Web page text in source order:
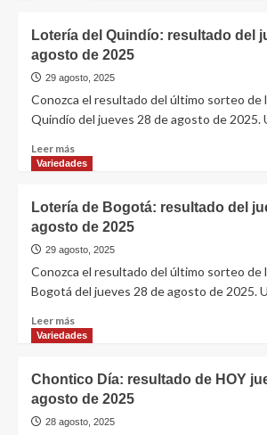
Lotería del Quindío: resultado del
agosto de 2025
29 agosto, 2025
Conozca el resultado del último sorteo de
Quindío del jueves 28 de agosto de 2025.
Leer más
Variedades
Lotería de Bogotá: resultado del
agosto de 2025
29 agosto, 2025
Conozca el resultado del último sorteo de
Bogotá del jueves 28 de agosto de 2025.
Leer más
Variedades
Chontico Día: resultado de HOY
agosto de 2025
28 agosto, 2025